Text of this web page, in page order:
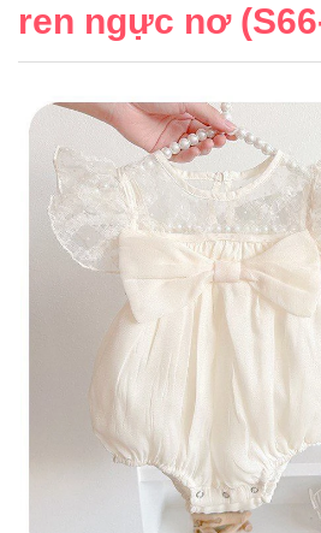
ren ngực nơ
Mã giảm giá: